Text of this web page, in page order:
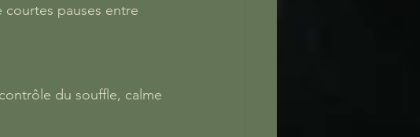
courtes pauses entre
du souffle, calme